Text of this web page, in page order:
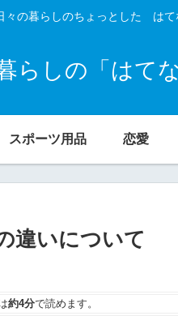
々の暮らしのちょっとした は
らしの「はて
スポーツ用品 恋愛
違いについて
約4分で読めます。